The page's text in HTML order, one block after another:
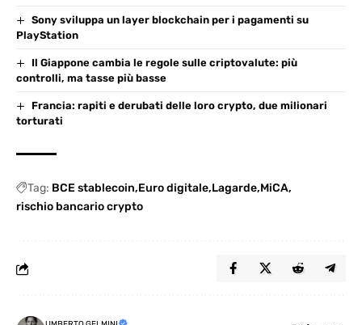
Sony sviluppa un layer blockchain per i pagamenti su
PlayStation
Il Giappone cambia le regole sulle criptovalute: più
controlli, ma tasse più basse
Francia: rapiti e derubati delle loro crypto, due milionari
torturati
Tag: BCE stablecoin Euro digitale Lagarde MiCA
rischio bancario crypto